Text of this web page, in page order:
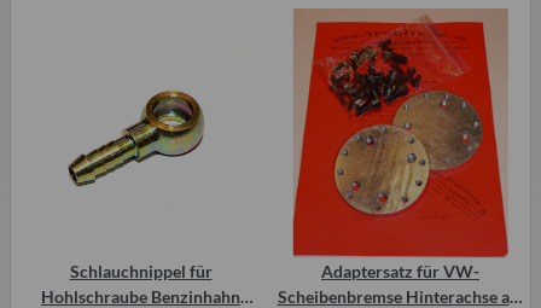
Schlauchnippel für
Hohlschraube Benzinhahn
Adaptersatz für VW-
Scheibenbremse Hinterachse am